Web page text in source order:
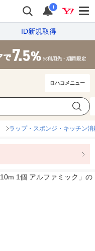
i
ID新規取得
ロハコメニュー
ラップ・スポンジ・キッチン消